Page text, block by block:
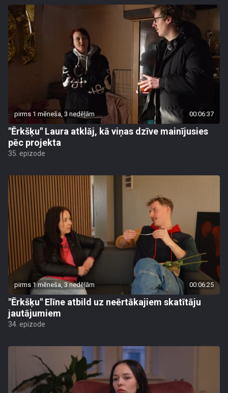
pirms 1 mēneša, 3 nedēļām 00:06:37
"Ērkšķu" Laura atklāj, kā viņas dzīve mainījusies
pēc projekta
35. epizode
pirms 1 mēneša, 3 nedēļām 00:06:25
"Ērkšķu" Elīne atbild uz neērtākajiem skatītāju
jautājumiem
34. epizode